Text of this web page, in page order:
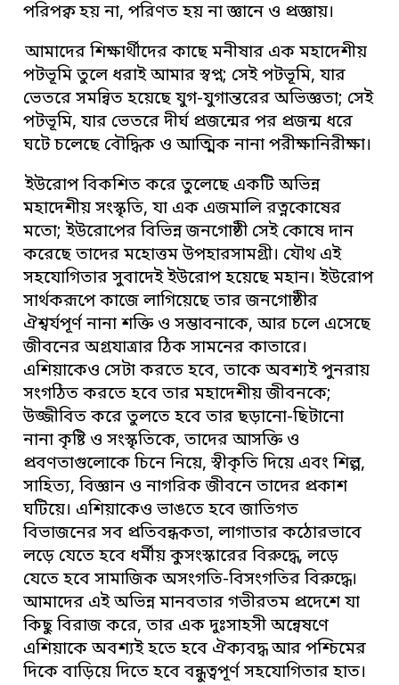
পরিপক্ব হয় না, পরিণত হয় না জ্ঞানে ও প্রজ্ঞায়।
আমাদের শিক্ষার্থীদের কাছে মনীষার এক মহাদেশীয়
পটভূমি তুলে ধরাই আমার স্বপ্ন; সেই পটভূমি, যার
ভেতরে সমন্বিত হয়েছে যুগ-যুগান্তরের অভিজ্ঞতা; সেই
পটভূমি, যার ভেতরে দীর্ঘ প্রজন্মের পর প্রজন্ম ধরে
ঘটে চলেছে বৌদ্ধিক ও আত্মিক নানা পরীক্ষানিরীক্ষা।
ইউরোপ বিকশিত করে তুলেছে একটি অভিন্ন
মহাদেশীয় সংস্কৃতি, যা এক এজমালি রত্নকোষের
মতো; ইউরোপের বিভিন্ন জনগোষ্ঠী সেই কোষে দান
করেছে তাদের মহোত্তম উপহারসামগ্রী। যৌথ এই
সহযোগিতার সুবাদেই ইউরোপ হয়েছে মহান। ইউরোপ
সার্থকরূপে কাজে লাগিয়েছে তার জনগোষ্ঠীর
ঐশ্বর্যপূর্ণ নানা শক্তি ও সম্ভাবনাকে, আর চলে এসেছে
জীবনের অগ্রযাত্রার ঠিক সামনের কাতারে।
এশিয়াকেও সেটা করতে হবে, তাকে অবশ্যই পুনরায়
সংগঠিত করতে হবে তার মহাদেশীয় জীবনকে;
উজ্জীবিত করে তুলতে হবে তার ছড়ানো-ছিটানো
নানা কৃষ্টি ও সংস্কৃতিকে, তাদের আসক্তি ও
প্রবণতাগুলোকে চিনে নিয়ে, স্বীকৃতি দিয়ে এবং শিল্প,
সাহিত্য, বিজ্ঞান ও নাগরিক জীবনে তাদের প্রকাশ
ঘটিয়ে। এশিয়াকেও ভাঙতে হবে জাতিগত
বিভাজনের সব প্রতিবন্ধকতা, লাগাতার কঠোরভাবে
লড়ে যেতে হবে ধর্মীয় কুসংস্কারের বিরুদ্ধে, লড়ে
যেতে হবে সামাজিক অসংগতি-বিসংগতির বিরুদ্ধে।
আমাদের এই অভিন্ন মানবতার গভীরতম প্রদেশে যা
কিছু বিরাজ করে, তার এক দুঃসাহসী অন্বেষণে
এশিয়াকে অবশ্যই হতে হবে ঐক্যবদ্ধ আর পশ্চিমের
দিকে বাড়িয়ে দিতে হবে বন্ধুত্বপূর্ণ সহযোগিতার হাত।